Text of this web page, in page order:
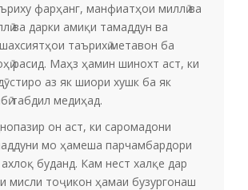
фарҳанг, манфиатҳои миллӣ ва
ва дарки амиқи тамаддун ва
таърихӣ метавон ба
расид. Маҳз ҳамин шинохт аст, ки
аз як шиори хушк ба як
табдил медиҳад.
он аст, ки саромадони
мо ҳамеша парчамбардори
буданд. Кам нест халқе дар
мисли тоҷикон ҳамаи бузургонаш